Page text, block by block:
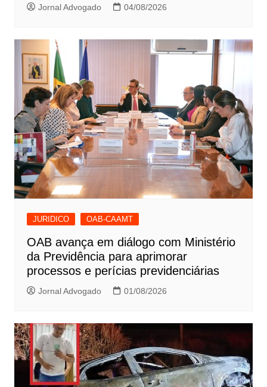
Jornal Advogado 04/08/2026
JURIDICO OAB-CAAMT
OAB avança em diálogo com Ministério
da Previdência para aprimorar
processos e perícias previdenciárias
Jornal Advogado 01/08/2026